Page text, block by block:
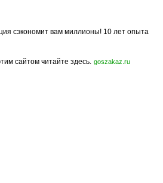
сэкономит вам миллионы! 10 лет опыта
сайтом читайте здесь. goszakaz.ru